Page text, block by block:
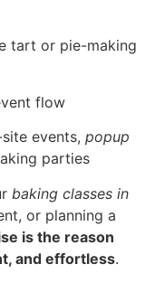
tart or pie-making
flow
events, popup
parties
baking classes in
or planning a
is the reason
and effortless.